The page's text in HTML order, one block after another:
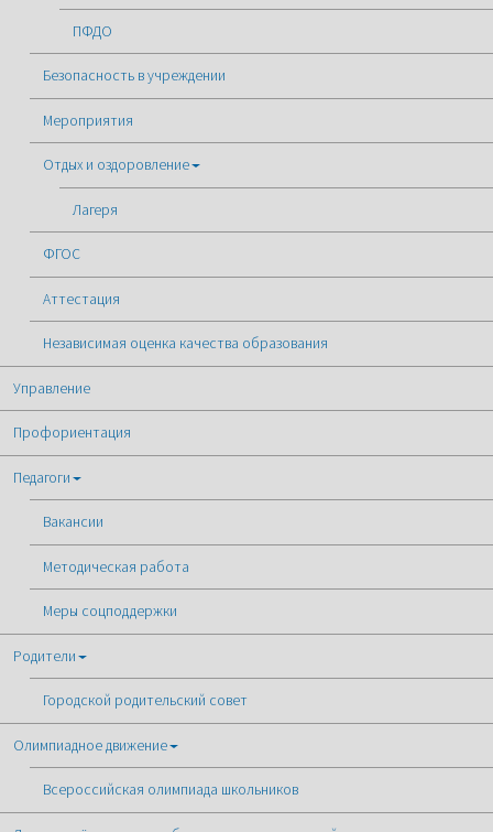
ПФДО
Безопасность в учреждении
Мероприятия
Отдых и оздоровление
Лагеря
ФГОС
Аттестация
Независимая оценка качества образования
Управление
Профориентация
Педагоги
Вакансии
Методическая работа
Меры соцподдержки
Родители
Городской родительский совет
Олимпиадное движение
Всероссийская олимпиада школьников